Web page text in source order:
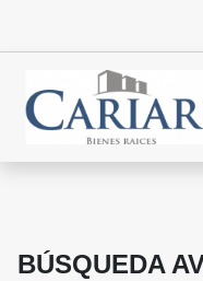
BÚSQUEDA